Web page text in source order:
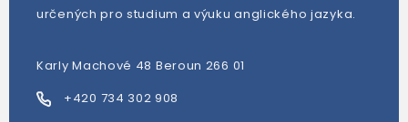
určených pro studium a výuku anglického jazyka.
Karly Machové 48 Beroun 266 01
+420 734 302 908